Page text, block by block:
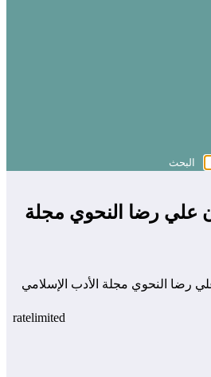
علي رضا النحوي مجلة
رضا النحوي مجلة الأدب الإسلامي